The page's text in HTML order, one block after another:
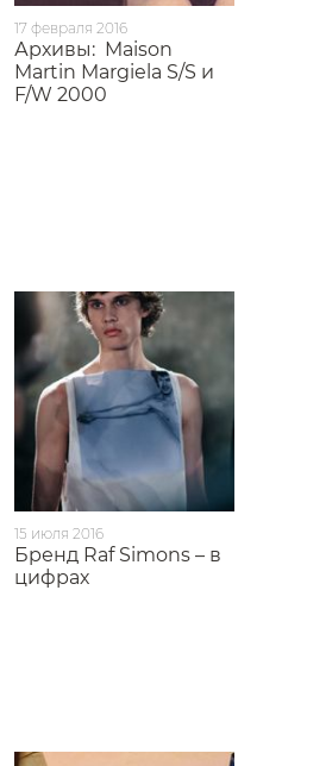
17 февраля 2016
Архивы: Maison
Martin Margiela S/S и
F/W 2000
15 июля 2016
Бренд Raf Simons – в
цифрах